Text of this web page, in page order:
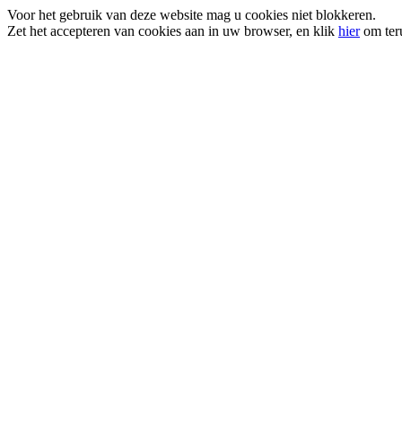
Voor het gebruik van deze website mag u cookies niet blokkeren.
Zet het accepteren van cookies aan in uw browser, en klik hierom